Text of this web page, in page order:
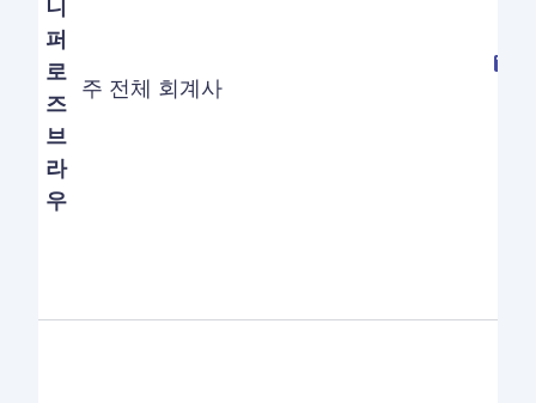
니
퍼
로
즈
브
라
우
주 전체 회계사